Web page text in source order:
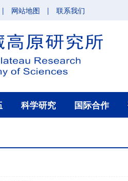
| 网站地图 | 联系我们
科学研究 国际合作